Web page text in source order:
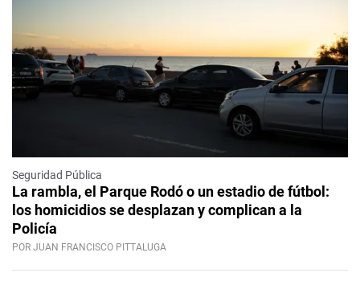
Seguridad Pública
La rambla, el Parque Rodó o un estadio de fútbol:
los homicidios se desplazan y complican a la
Policía
POR JUAN FRANCISCO PITTALUGA